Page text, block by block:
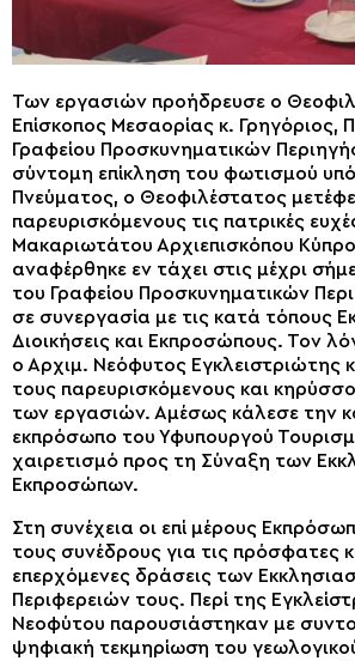
Των εργασιών προήδρευσε ο
Επίσκοπος Μεσαορίας κ. Γρηγόριος,
Γραφείου Προσκυνηματικών
σύντομη επίκληση του φωτισμού υπό
Πνεύματος, ο Θεοφιλέστατος
παρευρισκόμενους τις πατρικές
Μακαριωτάτου Αρχιεπισκόπου
αναφέρθηκε εν τάχει στις μέχρι
του Γραφείου Προσκυνηματικών
σε συνεργασία με τις κατά τόπους
Διοικήσεις και Εκπροσώπους. Τον
ο Αρχιμ. Νεόφυτος Εγκλειστριώτης
τους παρευρισκόμενους και
των εργασιών. Αμέσως κάλεσε την
εκπρόσωπο του Υφυπουργού
χαιρετισμό προς τη Σύναξη των
Εκπροσώπων.
Στη συνέχεια οι επί μέρους
τους συνέδρους για τις πρόσφατες
επερχόμενες δράσεις των
Περιφερειών τους. Περί της
Νεοφύτου παρουσιάστηκαν με
ψηφιακή τεκμηρίωση του